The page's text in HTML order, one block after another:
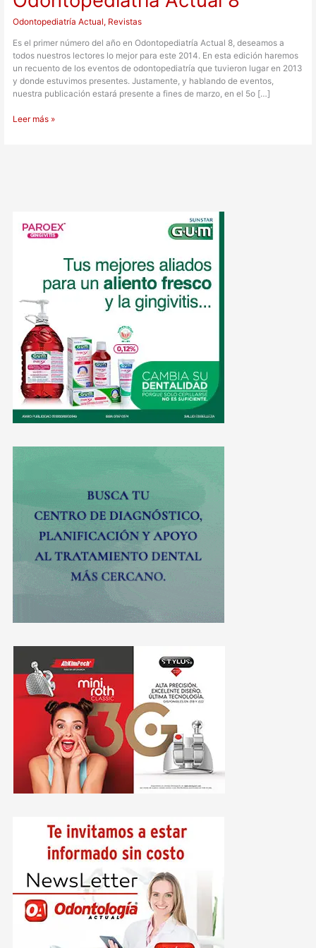
Odontopediatría Actual, Revistas
Es el primer número del año en Odontopediatría Actual 8, deseamos a
todos nuestros lectores lo mejor para este 2014. En esta edición haremos
un recuento de los eventos de odontopediatría que tuvieron lugar en 2013
y donde estuvimos presentes. Justamente, y hablando de eventos,
nuestra publicación estará presente a fines de marzo, en el 5o […]
Actual
8
Leer más »